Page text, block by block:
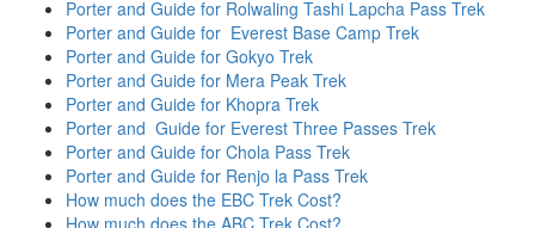
Porter and Guide for Rolwaling Tashi Lapcha Pass Trek
Porter and Guide for Everest Base Camp Trek
Porter and Guide for Gokyo Trek
Porter and Guide for Mera Peak Trek
Porter and Guide for Khopra Trek
Porter and Guide for Everest Three Passes Trek
Porter and Guide for Chola Pass Trek
Porter and Guide for Renjo la Pass Trek
How much does the EBC Trek Cost?
How much does the ABC Trek Cost?